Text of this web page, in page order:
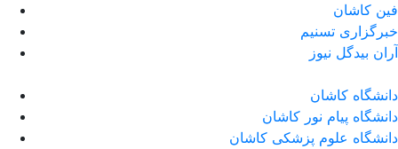
فین کاشان
خبرگزاری تسنیم
آران بیدگل نیوز
دانشگاه کاشان
دانشگاه پیام نور کاشان
دانشگاه علوم پزشکی کاشان